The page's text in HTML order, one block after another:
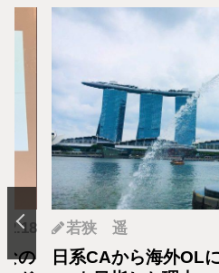
の
若狭 遥
日系CAから海外OL